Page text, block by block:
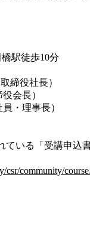
駅徒歩10分
締役社長）
会長）
・理事長）
いる「受講申込
csr/community/